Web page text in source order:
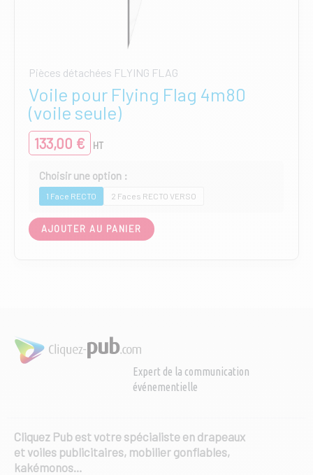
Pièces détachées FLYING FLAG
Voile pour Flying Flag 4m80
(voile seule)
133,00 € HT
1 Face RECTO 2 Faces RECTO VERSO
AJOUTER AU PANIER
produit
sur
la
produit
Expert de la communication
événementielle
Cliquez Pub est votre spécialiste en drapeaux
et voiles publicitaires, mobilier gonflables,
kakémonos…